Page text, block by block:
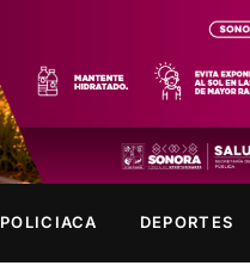
POLICIACA DEPORTES